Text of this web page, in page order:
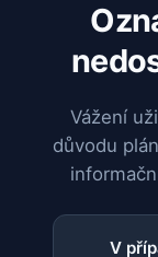
Vážení
důvodu
V